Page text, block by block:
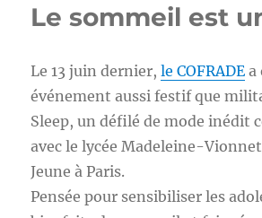
Le sommeil est
Le 13 juin dernier,le COFRADE a
événement aussi festif que
Sleep, un défilé de mode inédit
avec le lycée Madeleine-
Jeune à Paris.
Pensée pour sensibiliser les